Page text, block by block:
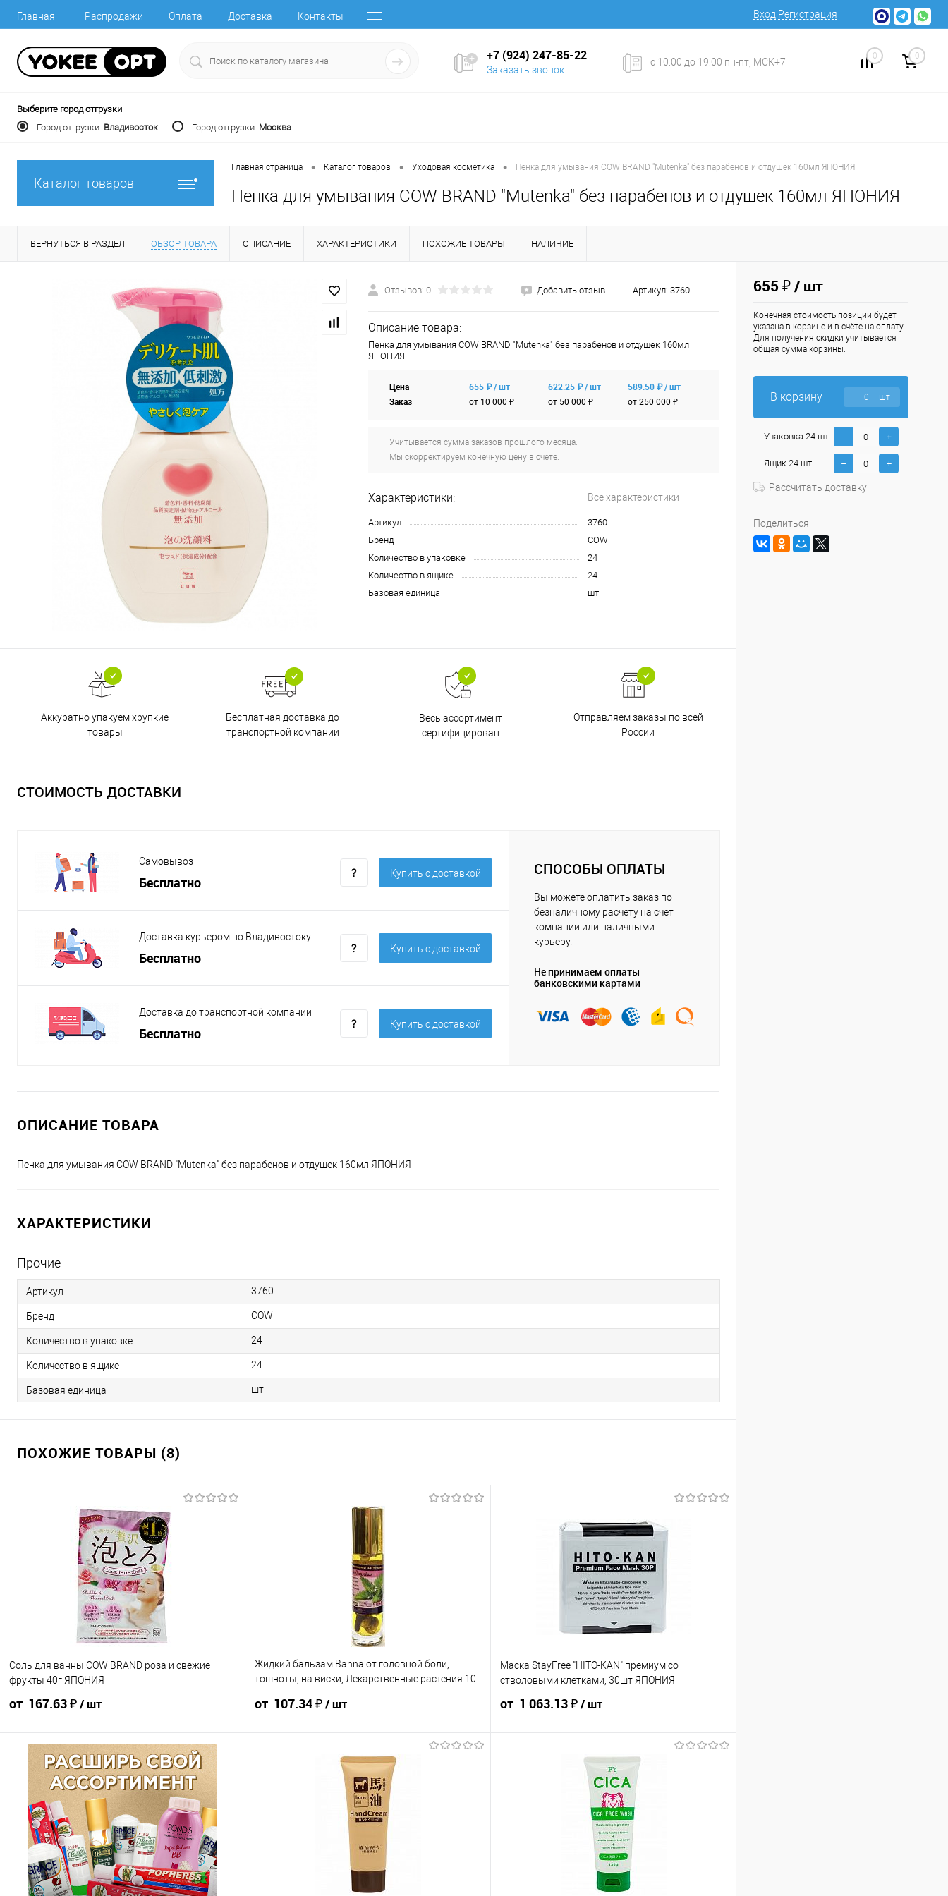
Главная Распродажи Оплата Доставка Контакты Вход Регистрация
+7 (924) 247-85-22
Заказать звонок
с 10:00 до 19:00 пн-пт, МСК+7
0 0
Выберите город отгрузки
Город отгрузки: Владивосток Город отгрузки: Москва
Каталог товаров
Главная страница • Каталог товаров • Уходовая косметика • Пенка для умывания COW BRAND "Mutenka" без парабенов и отдушек 160мл ЯПОНИЯ
Пенка для умывания COW BRAND "Mutenka" без парабенов и отдушек 160мл ЯПОНИЯ
ВЕРНУТЬСЯ В РАЗДЕЛ ОБЗОР ТОВАРА ОПИСАНИЕ ХАРАКТЕРИСТИКИ ПОХОЖИЕ ТОВАРЫ НАЛИЧИЕ
Отзывов: 0 Добавить отзыв Артикул: 3760
Описание товара:
Пенка для умывания COW BRAND "Mutenka" без парабенов и отдушек 160мл
ЯПОНИЯ
Цена
Заказ
655 ₽ / шт
от 10 000 ₽
622.25 ₽ / шт
от 50 000 ₽
589.50 ₽ / шт
от 250 000 ₽
Учитывается сумма заказов прошлого месяца.
Мы скорректируем конечную цену в счёте.
Характеристики: Все характеристики
Артикул
3760
Бренд
COW
Количество в упаковке
24
Количество в ящике
24
Базовая единица
шт
Аккуратно упакуем хрупкие
товары
Бесплатная доставка до
транспортной компании
Весь ассортимент
сертифицирован
Отправляем заказы по всей
России
СТОИМОСТЬ ДОСТАВКИ
Самовывоз
Бесплатно
Купить c доставкой
Доставка курьером по Владивостоку
Бесплатно
Купить c доставкой
Доставка до транспортной компании
Бесплатно
Купить c доставкой
СПОСОБЫ ОПЛАТЫ
Вы можете оплатить заказ по
безналичному расчету на счет
компании или наличными
курьеру.
Не принимаем оплаты
банковскими картами
ОПИСАНИЕ ТОВАРА
Пенка для умывания COW BRAND "Mutenka" без парабенов и отдушек 160мл ЯПОНИЯ
ХАРАКТЕРИСТИКИ
Прочие
Артикул 3760
Бренд COW
Количество в упаковке 24
Количество в ящике 24
Базовая единица шт
ПОХОЖИЕ ТОВАРЫ (8)
Соль для ванны COW BRAND роза и свежие
фрукты 40г ЯПОНИЯ
от 167.63 ₽/ шт
186.25 ₽ / шт
от 10 000 ₽
176.94 ₽ / шт
от 50 000 ₽
167.63 ₽ / шт
от 250 000 ₽
Конечная стоимость позиции будет указана в корзине и
в счёте на оплату.
Для получения скидки учитывается общая сумма
корзины.
В корзину шт
Жидкий бальзам Banna от головной боли,
тошноты, на виски, Лекарственные растения 10
от 107.34 ₽/ шт
113.31 ₽ / шт
от 50 000 ₽
Конечная стоимость позиции будет указана в корзине и
Для получения скидки учитывается общая сумма
В корзину
Маска StayFree "HITO-KAN" премиум со
стволовыми клетками, 30шт ЯПОНИЯ
от 1 063.13 ₽/ шт
1 122.19 ₽ / шт
от 50 000 ₽
Конечная стоимость позиции будет указана в корзине и
Для получения скидки учитывается общая сумма
655 ₽/ шт
Конечная стоимость позиции будет
указана в корзине и в счёте на оплату.
Для получения скидки учитывается
общая сумма корзины.
В корзину шт
Упаковка 24 шт
Ящик 24 шт
Рассчитать доставку
Поделиться